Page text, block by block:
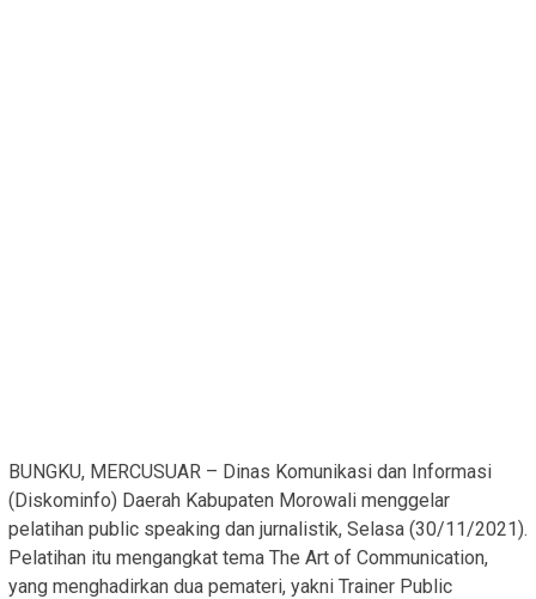
BUNGKU, MERCUSUAR – Dinas Komunikasi dan Informasi
(Diskominfo) Daerah Kabupaten Morowali menggelar
pelatihan public speaking dan jurnalistik, Selasa (30/11/2021).
Pelatihan itu mengangkat tema The Art of Communication,
yang menghadirkan dua pemateri, yakni Trainer Public